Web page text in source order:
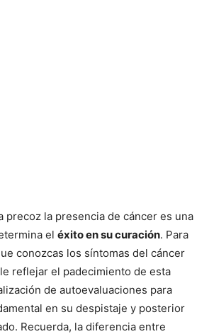
precoz la presencia de cáncer es una
el éxito en su curación. Para
conozcas los síntomas del cáncer
reflejar el padecimiento de esta
de autoevaluaciones para
en su despistaje y posterior
Recuerda, la diferencia entre